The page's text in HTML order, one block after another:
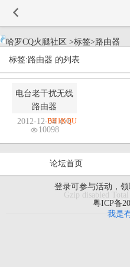
哈罗CQ火腿社区 >标签>路由器
标签:路由器 的列表
电台老干扰无线
路由器
2012-12-04
8
10098
BH1KQU
论坛首页
登录可参与活动，
Gzip disabled
粤ICP备
我是